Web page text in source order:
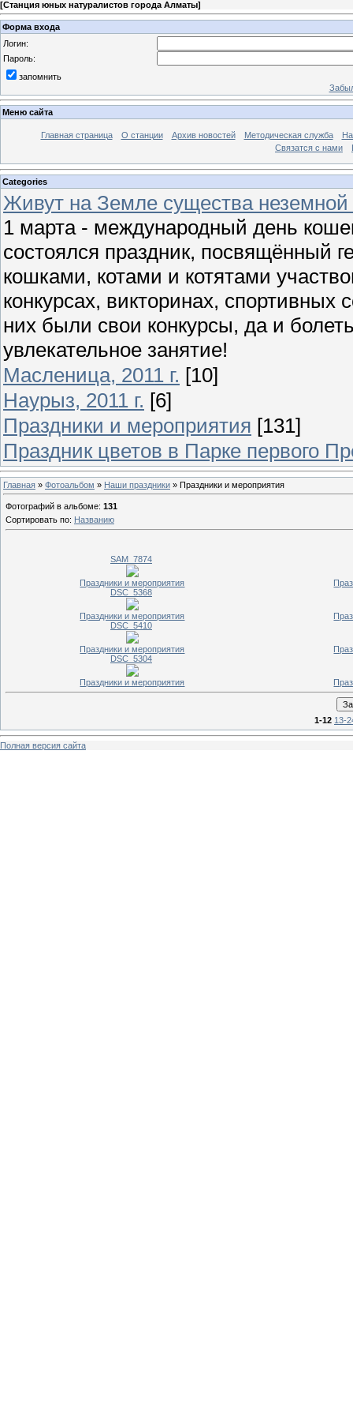
[Станция юных натуралистов города Алматы]
Форма входа
Логин:
Пароль:
запомнить
Меню сайта
Главная страница О станции Архив новостей Методическая служба
Связатся с нами
Categories
Живут на Земле существа неземной
1 марта - международный день
состоялся праздник, посвящённый
кошками, котами и котятами
конкурсах, викторинах, спортивных
них были свои конкурсы, да и
увлекательное занятие!
Масленица, 2011 г. [10]
Наурыз, 2011 г. [6]
Праздники и мероприятия [131]
Праздник цветов в Парке первого
Главная » Фотоальбом » Наши праздники » Праздники и мероприятия
Фотографий в альбоме: 131
Сортировать по: Названию
SAM_7874
Праздники и мероприятия
DSC_5368
Праздники и мероприятия
DSC_5410
Праздники и мероприятия
DSC_5304
Праздники и мероприятия
1-12 13-
Полная версия сайта